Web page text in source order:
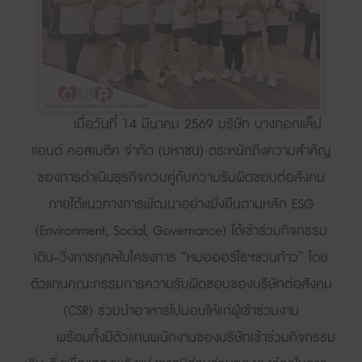
เมื่อวันที่ 14 มีนาคม 2569 บริษัท บางกอกแล็ป
แอนด์ คอสเมติค จำกัด (มหาชน) ตระหนักถึงความสำคัญ
ของการดำเนินธุรกิจควบคู่กับความรับผิดชอบต่อสังคม
ภายใต้แนวทางการพัฒนาอย่างยั่งยืนตามหลัก ESG
(Environment, Social, Governance) ได้เข้าร่วมกิจกรรม
เดิน–วิ่งการกุศลในโครงการ “หมอออร์โธฯชวนก้าว” โดย
ตัวแทนคณะกรรมการความรับผิดชอบของบริษัทต่อสังคม
(CSR) ร่วมนำอาหารไปมอบให้แก่ผู้เข้าร่วมงาน
พร้อมทั้งมีตัวแทนพนักงานของบริษัทเข้าร่วมกิจกรรม